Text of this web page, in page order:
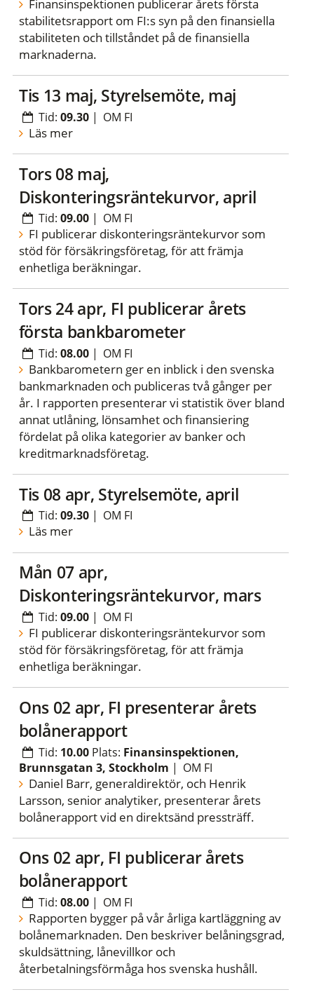
Finansinspektionen publicerar årets första
stabilitetsrapport om FI:s syn på den finansiella
stabiliteten och tillståndet på de finansiella
marknaderna.
tis 13 maj, Styrelsemöte, maj
Tid:09.30 | OM FI
Läs mer
tors 08 maj,
Diskonteringsräntekurvor, april
Tid:09.00 | OM FI
FI publicerar diskonteringsräntekurvor som
stöd för försäkringsföretag, för att främja
enhetliga beräkningar.
tors 24 apr, FI publicerar årets
första bankbarometer
Tid:08.00 | OM FI
Bankbarometern ger en inblick i den svenska
bankmarknaden och publiceras två gånger per
år. I rapporten presenterar vi statistik över bland
annat utlåning, lönsamhet och finansiering
fördelat på olika kategorier av banker och
kreditmarknadsföretag.
tis 08 apr, Styrelsemöte, april
Tid:09.30 | OM FI
Läs mer
mån 07 apr,
Diskonteringsräntekurvor, mars
Tid:09.00 | OM FI
FI publicerar diskonteringsräntekurvor som
stöd för försäkringsföretag, för att främja
enhetliga beräkningar.
ons 02 apr, FI presenterar årets
bolånerapport
Tid: 10.00 Plats: Finansinspektionen,
Brunnsgatan 3, Stockholm | OM FI
Daniel Barr, generaldirektör, och Henrik
Larsson, senior analytiker, presenterar årets
bolånerapport vid en direktsänd pressträff.
ons 02 apr, FI publicerar årets
bolånerapport
Tid:08.00 | OM FI
Rapporten bygger på vår årliga kartläggning av
bolånemarknaden. Den beskriver belåningsgrad,
skuldsättning, lånevillkor och
återbetalningsförmåga hos svenska hushåll.